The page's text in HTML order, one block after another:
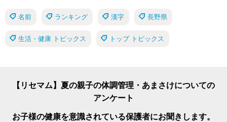
名前 ランキング 漢字 長野県
生活・健康 トピックス トップ トピックス
【リセマム】夏の親子の体調管理・あまさけについての
アンケート
お子様の健康を意識されている保護者にお聞きします。